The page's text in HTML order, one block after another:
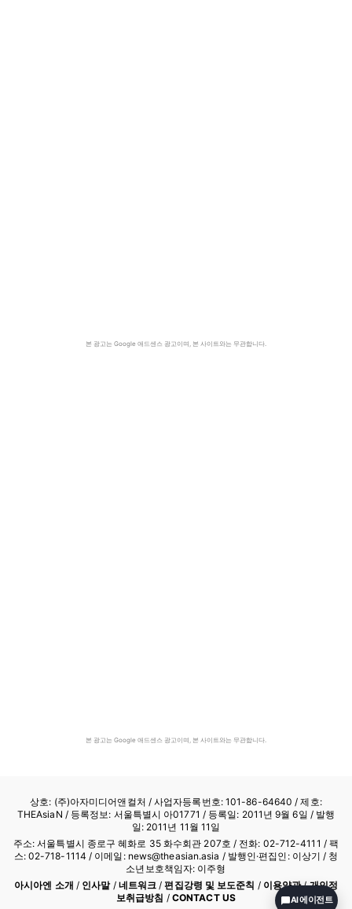
본 광고는 Google 애드센스 광고이며, 본 사이트와는 무관합니다.
본 광고는 Google 애드센스 광고이며, 본 사이트와는 무관합니다.
상호: (주)아자미디어앤컬처 /사업자등록번호: 101-86-64640 / 제호:
THEAsiaN / 등록정보: 서울특별시 아01771 / 등록일: 2011년 9월 6일 / 발행
일: 2011년 11월 11일
주소: 서울특별시 종로구 혜화로 35 화수회관 207호 / 전화: 02-712-4111 / 팩
스: 02-718-1114 / 이메일: news@theasian.asia / 발행인·편집인: 이상기 / 청
소년보호책임자: 이주형
아시아엔 소개 / 인사말/ 네트워크 /편집강령 및 보도준칙 / 이용약관/개인정
보취급방침 / CONTACT US
AI 에이전트